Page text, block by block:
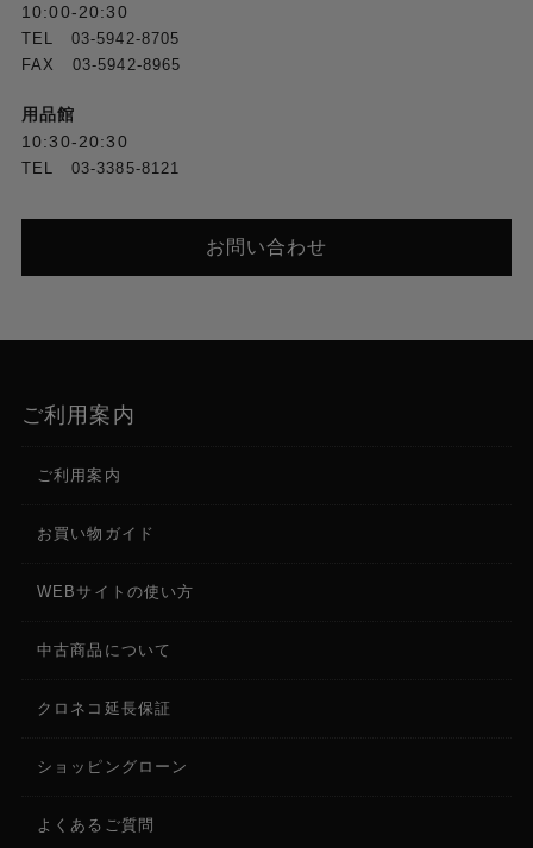
10:00-20:30
TEL 03-5942-8705
FAX 03-5942-8965
用品館
10:30-20:30
TEL 03-3385-8121
お問い合わせ
ご利用案内
ご利用案内
お買い物ガイド
WEBサイトの使い方
中古商品について
クロネコ延長保証
ショッピングローン
よくあるご質問